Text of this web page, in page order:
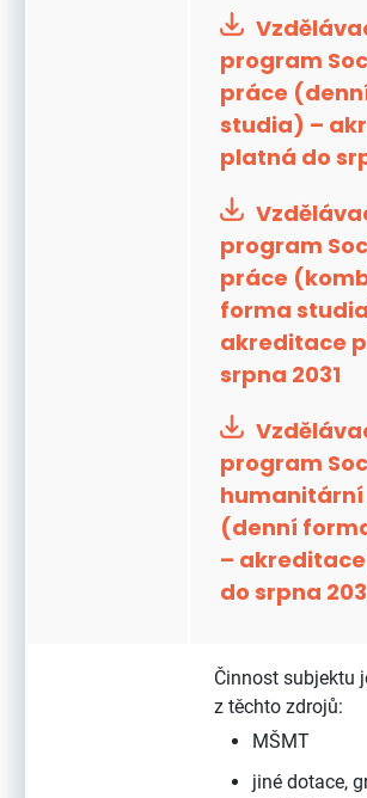
program
práce
studia) –
platná do
program
práce
forma
akreditace
srpna 2031
program
(denní
–
do srpna
Činnost subjektu
z těchto zdrojů:
MŠMT
jiné dotace,